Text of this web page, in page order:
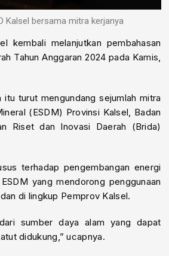
Kalsel bersama mitra kerjanya
kembali melanjutkan pembahasan
Tahun Anggaran 2024 pada Kamis,
turut mengundang sejumlah mitra
(ESDM) Provinsi Kalsel, Badan
Riset dan Inovasi Daerah (Brida)
terhadap pengembangan energi
yang mendorong penggunaan
di lingkup Pemprov Kalsel.
sumber daya alam yang dapat
didukung,” ucapnya.